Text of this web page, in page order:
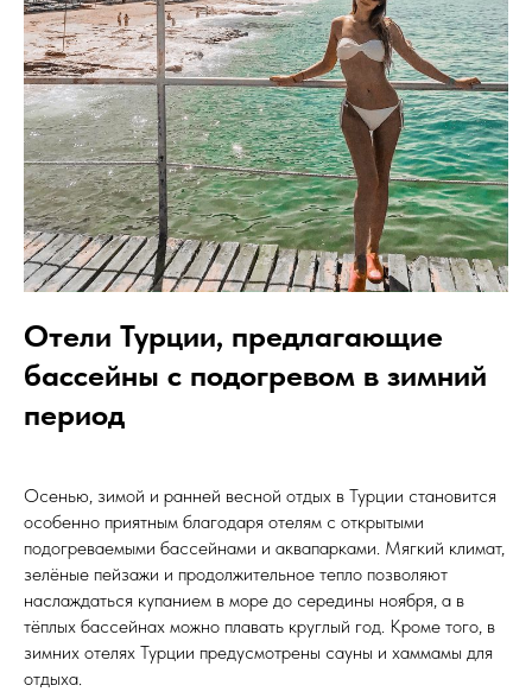
Отели Турции, предлагающие
бассейны с подогревом в зимний
период
Осенью, зимой и ранней весной отдых в Турции становится
особенно приятным благодаря отелям с открытыми
подогреваемыми бассейнами и аквапарками. Мягкий климат,
зелёные пейзажи и продолжительное тепло позволяют
наслаждаться купанием в море до середины ноября, а в
тёплых бассейнах можно плавать круглый год. Кроме того, в
зимних отелях Турции предусмотрены сауны и хаммамы для
отдыха.